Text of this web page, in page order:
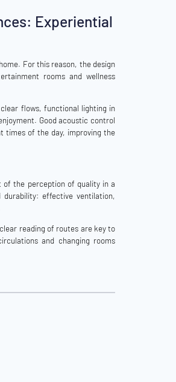
Experiential
For this reason, the design
rooms and wellness
flows, functional lighting in
Good acoustic control
times of the day, improving the
of the perception of quality in a
durability: effective ventilation,
reading of routes are key to
and changing rooms